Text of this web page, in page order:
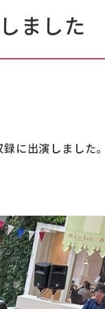
ました
に出演しました。